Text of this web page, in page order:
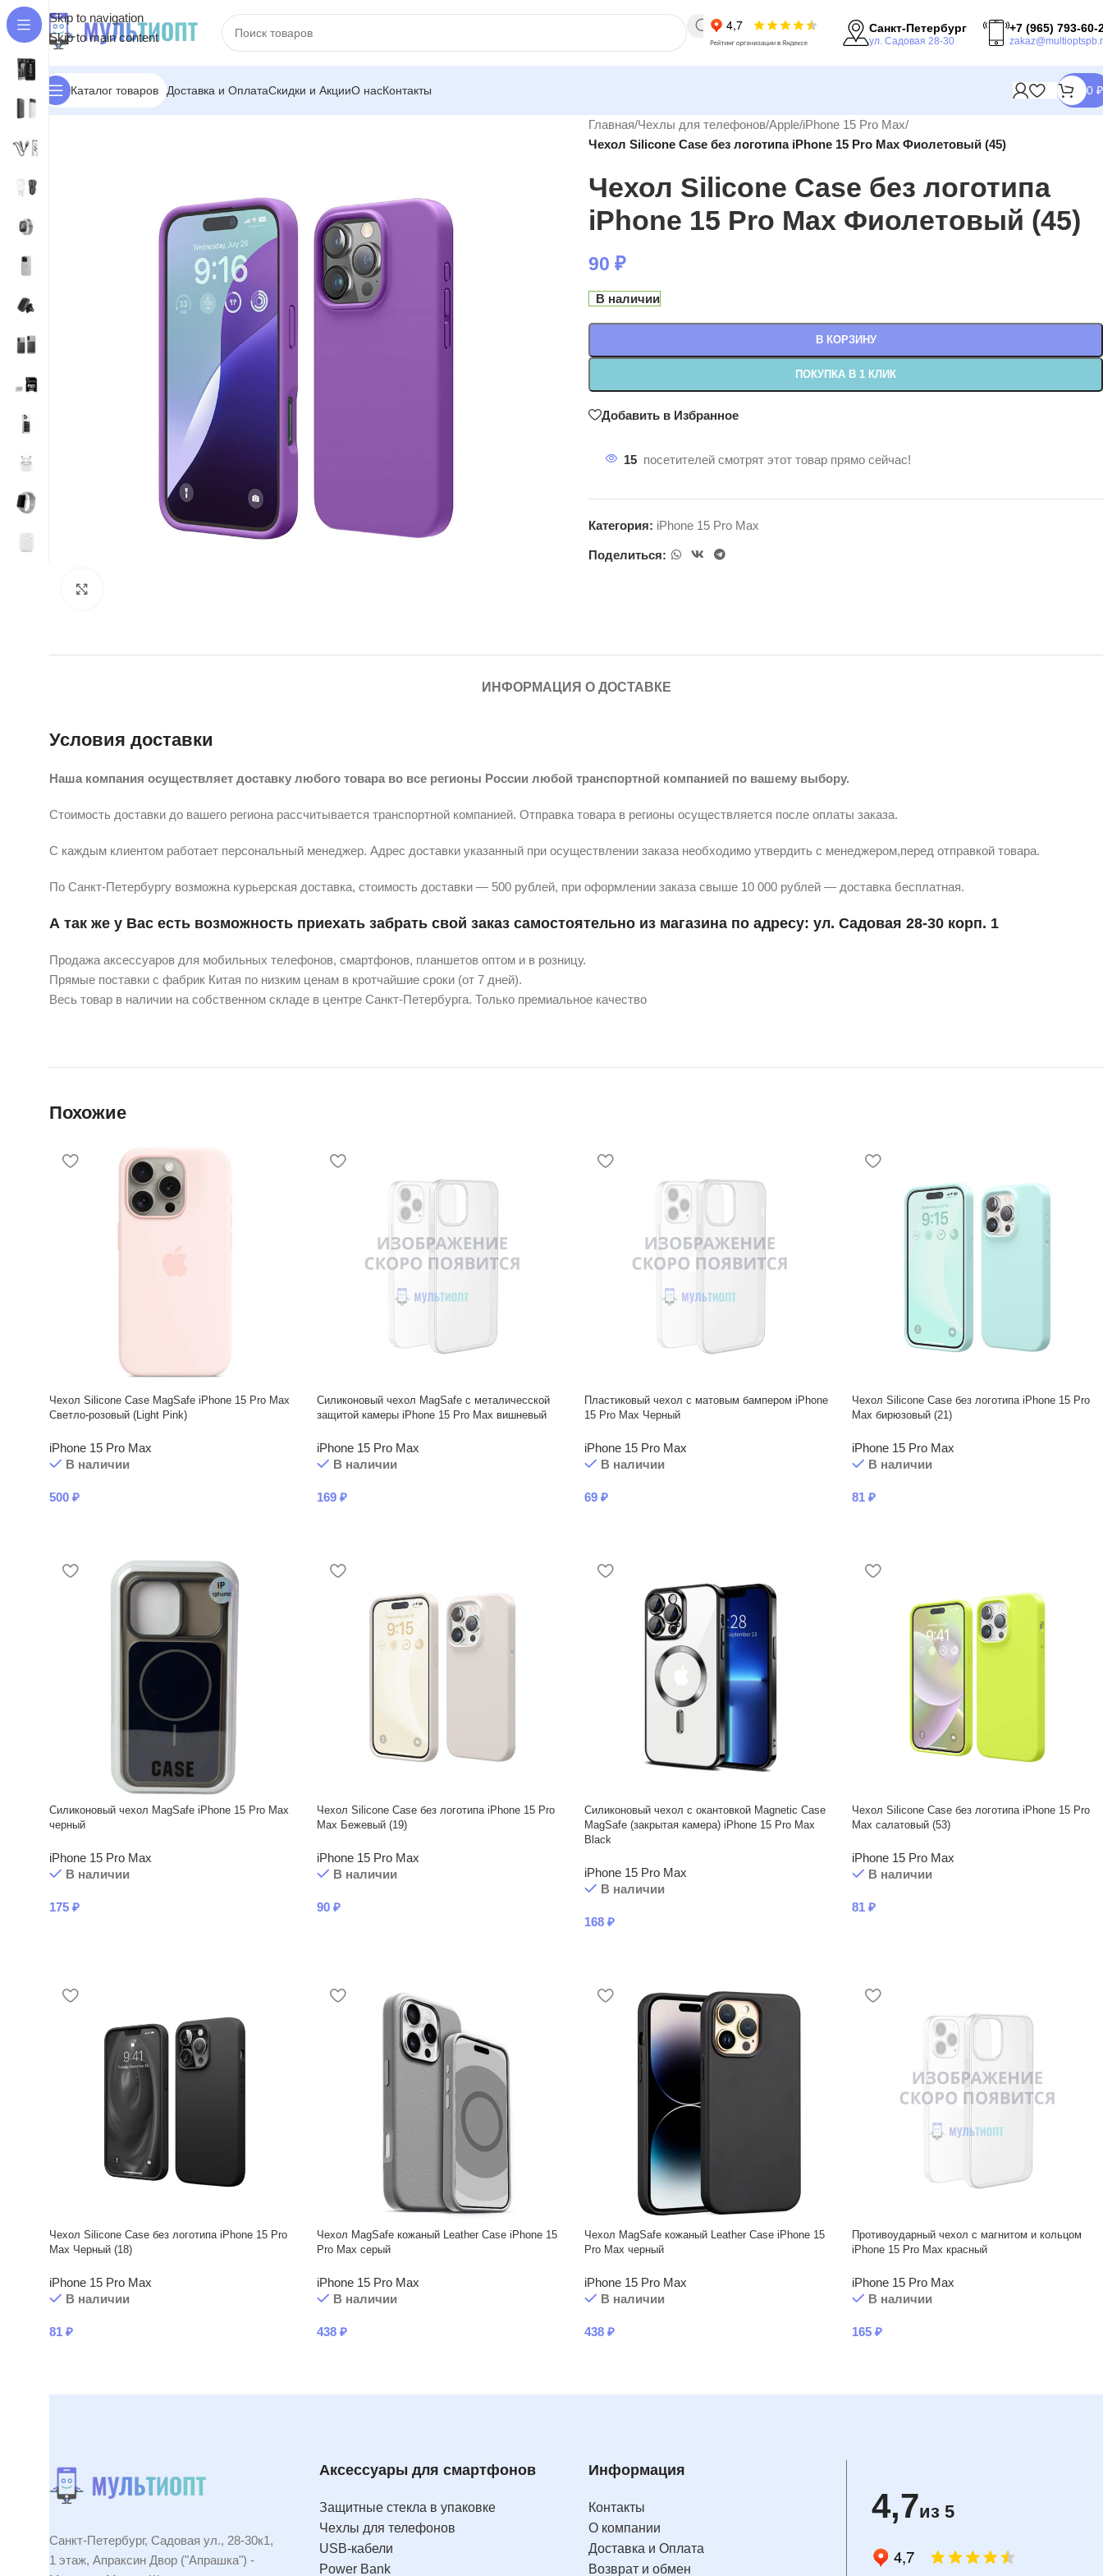
Skip to navigation
Skip to main content
Санкт-Петербург
ул. Садовая 28-30
+7 (965) 793-60-
Каталог товаров Доставка и ОплатаСкидки и АкцииО насКонтакты 0 ₽
Главная/Чехлы для телефонов/Apple/iPhone 15 Pro Max/
Чехол Silicone Case без логотипа iPhone 15 Pro Max Фиолетовый (45)
Чехол Silicone Case без логотипа
iPhone 15 Pro Max Фиолетовый (45)
90 ₽
В наличии
В КОРЗИНУ
ПОКУПКА В 1 КЛИК
Добавить в Избранное
15 посетителей смотрят этот товар прямо сейчас!
Категория: iPhone 15 Pro Max
Поделиться:
ИНФОРМАЦИЯ О ДОСТАВКЕ
Условия доставки
Наша компания осуществляет доставку любого товара во все регионы России любой транспортной компанией по вашему выбору.
Стоимость доставки до вашего региона рассчитывается транспортной компанией. Отправка товара в регионы осуществляется после оплаты заказа.
С каждым клиентом работает персональный менеджер. Адрес доставки указанный при осуществлении заказа необходимо утвердить с менеджером,перед отправкой товара.
По Санкт-Петербургу возможна курьерская доставка, стоимость доставки — 500 рублей, при оформлении заказа свыше 10 000 рублей — доставка бесплатная.
А так же у Вас есть возможность приехать забрать свой заказ самостоятельно из магазина по адресу: ул. Садовая 28-30 корп. 1
Продажа аксессуаров для мобильных телефонов, смартфонов, планшетов оптом и в розницу.
Прямые поставки с фабрик Китая по низким ценам в кротчайшие сроки (от 7 дней).
Весь товар в наличии на собственном складе в центре Санкт-Петербурга. Только премиальное качество
Похожие
Чехол Silicone Case MagSafe iPhone 15 Pro Max
Светло-розовый (Light Pink)
iPhone 15 Pro Max
В наличии
500 ₽
Силиконовый чехол MagSafe с металичесской
защитой камеры iPhone 15 Pro Max вишневый
iPhone 15 Pro Max
В наличии
169 ₽
Пластиковый чехол с матовым бампером iPhone
15 Pro Max Черный
iPhone 15 Pro Max
В наличии
69 ₽
Чехол Silicone Case без логотипа iPhone 15 Pro
Max бирюзовый (21)
iPhone 15 Pro Max
В наличии
81 ₽
Силиконовый чехол MagSafe iPhone 15 Pro Max
черный
iPhone 15 Pro Max
В наличии
175 ₽
Чехол Silicone Case без логотипа iPhone 15 Pro
Max Бежевый (19)
iPhone 15 Pro Max
В наличии
90 ₽
Силиконовый чехол с окантовкой Magnetic Case
MagSafe (закрытая камера) iPhone 15 Pro Max
Black
iPhone 15 Pro Max
В наличии
168 ₽
Чехол Silicone Case без логотипа iPhone 15 Pro
Max салатовый (53)
iPhone 15 Pro Max
В наличии
81 ₽
Чехол Silicone Case без логотипа iPhone 15 Pro
Max Черный (18)
iPhone 15 Pro Max
В наличии
81 ₽
Чехол MagSafe кожаный Leather Case iPhone 15
Pro Max серый
iPhone 15 Pro Max
В наличии
438 ₽
Чехол MagSafe кожаный Leather Case iPhone 15
Pro Max черный
iPhone 15 Pro Max
В наличии
438 ₽
Противоударный чехол с магнитом и кольцом
iPhone 15 Pro Max красный
iPhone 15 Pro Max
В наличии
165 ₽
Санкт-Петербург, Садовая ул., 28-30к1,
1 этаж, Апраксин Двор ("Апрашка") -
Аксессуары для смартфонов
Защитные стекла в упаковке
Чехлы для телефонов
USB-кабели
Power Bank
Информация
Контакты
О компании
Доставка и Оплата
Возврат и обмен
4,7из 5